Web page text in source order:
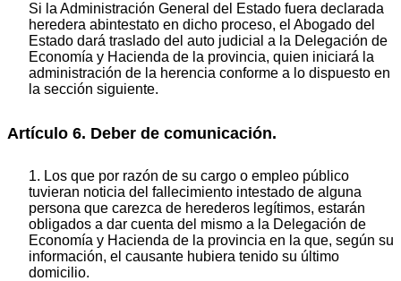
Si la Administración General del Estado fuera declarada
heredera abintestato en dicho proceso, el Abogado del
Estado dará traslado del auto judicial a la Delegación de
Economía y Hacienda de la provincia, quien iniciará la
administración de la herencia conforme a lo dispuesto en
la sección siguiente.
Artículo 6. Deber de comunicación.
1. Los que por razón de su cargo o empleo público
tuvieran noticia del fallecimiento intestado de alguna
persona que carezca de herederos legítimos, estarán
obligados a dar cuenta del mismo a la Delegación de
Economía y Hacienda de la provincia en la que, según su
información, el causante hubiera tenido su último
domicilio.